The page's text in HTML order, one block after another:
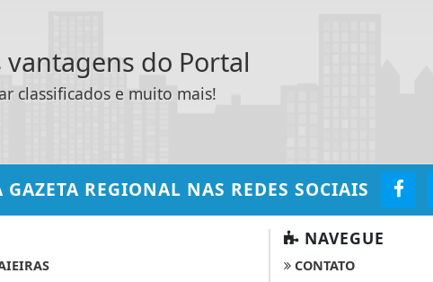
do Portal
classificados e muito mais!
GAZETA REGIONAL NAS REDES SOCIAIS
NAVEGUE
CONTATO